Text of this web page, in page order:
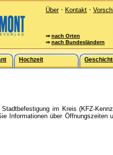
Über· Kontakt ·
⇒ nach Orten
⇒ nach Bundesländern
Hochzeit
im Kreis (KFZ-
Informationen über Öffnungszeiten